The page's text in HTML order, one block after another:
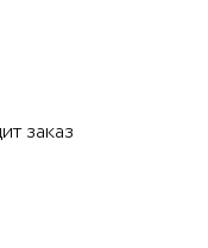
заказ